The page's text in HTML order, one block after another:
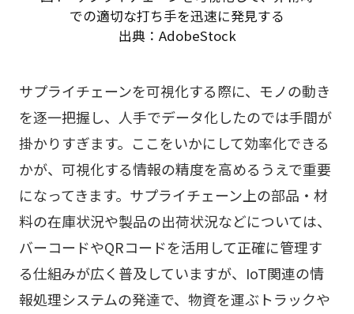
での適切な打ち手を迅速に発見する
出典：AdobeStock
サプライチェーンを可視化する際に、モノの動き
を逐一把握し、人手でデータ化したのでは手間が
掛かりすぎます。ここをいかにして効率化できる
かが、可視化する情報の精度を高めるうえで重要
になってきます。サプライチェーン上の部品・材
料の在庫状況や製品の出荷状況などについては、
バーコードやQRコードを活用して正確に管理す
る仕組みが広く普及していますが、IoT関連の情
報処理システムの発達で、物資を運ぶトラックや